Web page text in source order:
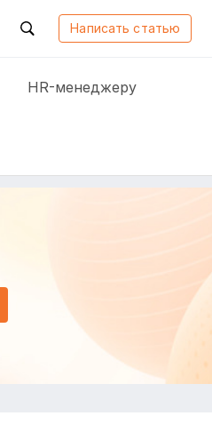
Написать статью
HR-менеджеру